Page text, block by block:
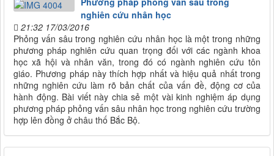
nghiên cứu nhân học
21:32 17/03/2016
Phỏng vấn sâu trong nghiên cứu nhân học là một trong những
phương pháp nghiên cứu quan trọng đối với các ngành khoa
học xã hội và nhân văn, trong đó có ngành nghiên cứu tôn
giáo. Phương pháp này thích hợp nhất và hiệu quả nhất trong
những nghiên cứu làm rõ bản chất của vấn đề, động cơ của
hành động. Bài viết này chia sẻ một vài kinh nghiệm áp dụng
phương pháp phỏng vấn sâu nhân học trong nghiên cứu trường
hợp lên đồng ở châu thố Bắc Bộ.